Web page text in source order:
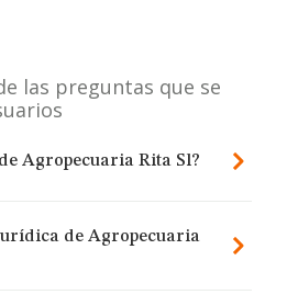
las preguntas que se
Agropecuaria Rita Sl?
de Agropecuaria